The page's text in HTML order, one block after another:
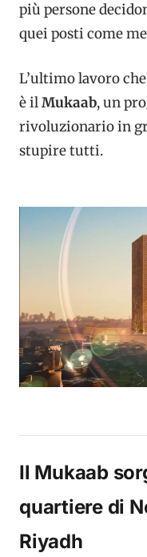
più persone
quei posti come
L’ultimo lavoro
è ilMukaab, un
rivoluzionario in
stupire tutti.
Il Mukaab
quartiere di
Riyadh